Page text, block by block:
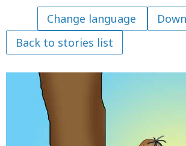
Back to stories list